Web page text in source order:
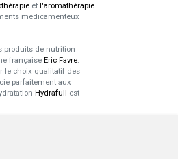
et l'aromathérapie
médicamenteux
produits de nutrition
française Eric Favre.
le choix qualitatif des
parfaitement aux
Hydrafull est